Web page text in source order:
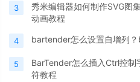
3
秀米编辑器如何制作SVG图
动画教程
4 bartender怎么设置自增列
5
BarTender怎么插入Ctrl控
符教程